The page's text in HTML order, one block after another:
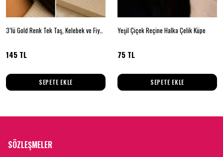
3’lü Gold Renk Tek Taş, Kelebek ve Fiyonk Küpe Seti
145 TL
SEPETE EKLE
Yeşil Çiçek Reçine Halka Çelik Küpe
75 TL
SEPETE EKLE
SÖZLEŞMELER